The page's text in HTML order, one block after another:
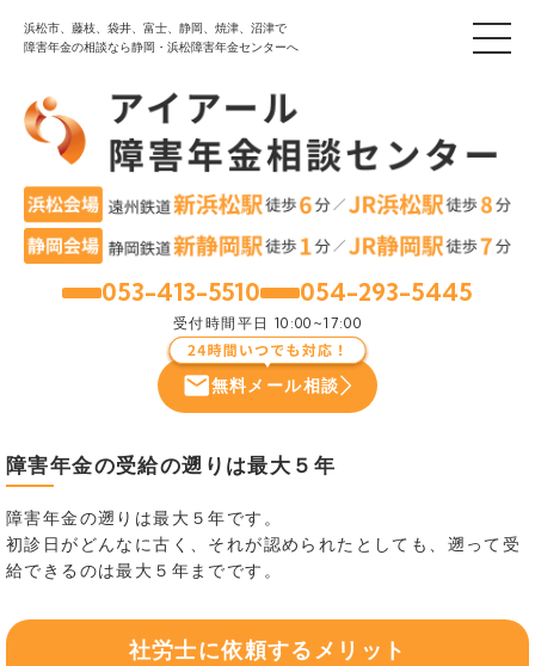
浜松市、藤枝、袋井、富士、静岡、焼津、沼津で
障害年金の相談なら静岡・浜松障害年金センターへ
053-413-5510 054-293-5445
受付時間 平日 10:00~17:00
無料メール相談
障害年金の受給の遡りは最大５年
障害年金の遡りは最大５年です。
初診日がどんなに古く、それが認められたとしても、遡って受
給できるのは最大５年までです。
社労士に依頼するメリット